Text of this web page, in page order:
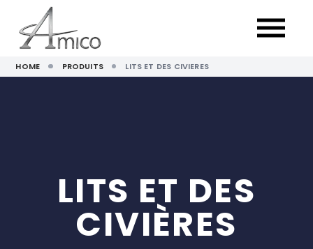
HOME PRODUITS LITS ET DES CIVIERES
LITS ET DES
CIVIÈRES